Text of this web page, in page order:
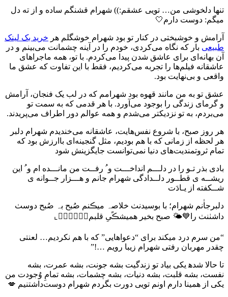
تنها دلخوشی من… تویی عشقم:)) شهرام قشنگم ساده و از ته دل
میگم: دوست دارم🤍
آرامش و خوشبختی در کنار تو بود شهرام خوشگلم هر خرید بک لینک
طبیعی بار که نگاه می‌کردی، خودم را در آینه چشمانت می‌بینم و در
آن بهانه‌ای برای عاشق شدن پیدا می‌کردم. با تو، همه ماجراهای
عاشقانه فیلم‌ها را تجربه می‌کردیم، فقط با این تفاوت که عشق ما
واقعی و بی‌نهایت بود.
عشق تو به من مانند قهوه بود شهرامم که در لب یک فنجان، آرامش
و گرمای زندگی را بوجود می‌آورد. با هر قدمی که به سمت تو
می‌بردم، به تو نزدیکتر می‌شدم و همه عوالم دور اطراف می‌پریدند.
هر روز صبح، با شروع نفس‌هایت، عاشقانه می‌خندیدم شهرام دلبر
هر لحظه از زمانی که با هم بودیم، مثل گنجینه‌ای باارزش بود که
تمام ثروتمندیت‌های دنیا نمی‌توانست جایگزینش شود
بادی بذر تـو را در دلـــم انداخـــت و ُ رفــت من مانـــده ام و ُ این
ریشــه ی قطــور دلــدادگی شهرام جانم و هـــزار جــوانه ی
شــکفته از یـادَت
دلبرجاٰنم شهرام؛ با بوسیدنٺ‌ خلاصہ میڪنم صُبح بہ صُبح دوسٺ‌
داشٺنٺ‌ را💙🌤 صبح بخیر همیشڪًیِ قلبم👩🏻‍❤‍💋‍👨🏻⌞
“من سرم درد میکند برای “دعواهایی” که با هم نکردیم… لعنتی
چقدر مهربان رفتی شهرام زیبا رویم …!”
تا حالا شده‍ یکی بیاد تو زندگیت بشه جونت، بشه عمرت، بشه
نفست، بشه قلبت، بشه دنیات، بشه چشمات، بشه تمامِ وُجودت من
یکی از همینا دارم اونم تویی دورت بگردم شهرام دوست‌داشتنیم 💋